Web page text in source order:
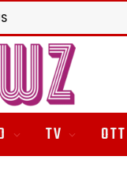
TV OTT